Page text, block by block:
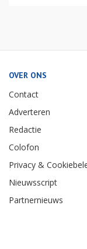
OVER ONS
Contact
Adverteren
Redactie
Colofon
Privacy &
Nieuwsscript
Partnernieuws